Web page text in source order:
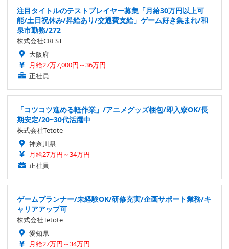
注目タイトルのテストプレイヤー募集「月給30万円以上可
能/土日祝休み/昇給あり/交通費支給」ゲーム好き集まれ/和
泉市勤務/272
株式会社CREST
大阪府
月給27万7,000円～36万円
正社員
「コツコツ進める軽作業」/アニメグッズ梱包/即入寮OK/長
期安定/20~30代活躍中
株式会社Tetote
神奈川県
月給27万円～34万円
正社員
ゲームプランナー/未経験OK/研修充実/企画サポート業務/キ
ャリアアップ可
株式会社Tetote
愛知県
月給27万円～34万円